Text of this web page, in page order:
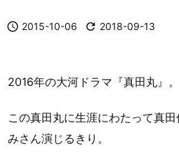
 2015-10-06  2018-09-13
2016年の大河ドラマ『真田丸』。
この真田丸に生涯にわたって真
みさん演じるきり。